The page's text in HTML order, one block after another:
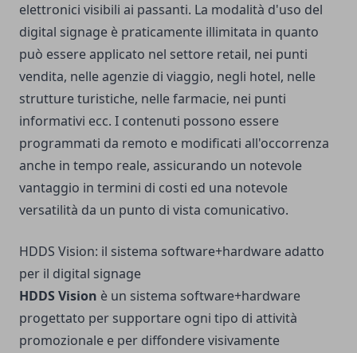
elettronici visibili ai passanti. La modalità d'uso del
digital signage è praticamente illimitata in quanto
può essere applicato nel settore retail, nei punti
vendita, nelle agenzie di viaggio, negli hotel, nelle
strutture turistiche, nelle farmacie, nei punti
informativi ecc. I contenuti possono essere
programmati da remoto e modificati all'occorrenza
anche in tempo reale, assicurando un notevole
vantaggio in termini di costi ed una notevole
versatilità da un punto di vista comunicativo.
HDDS Vision: il sistema software+hardware adatto
per il digital signage
HDDS Vision è un sistema software+hardware
progettato per supportare ogni tipo di attività
promozionale e per diffondere visivamente